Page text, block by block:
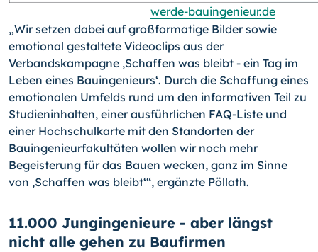
werde-bauingenieur.de
„Wir setzen dabei auf großformatige Bilder sowie
emotional gestaltete Videoclips aus der
Verbandskampagne ‚Schaffen was bleibt - ein Tag im
Leben eines Bauingenieurs‘. Durch die Schaffung eines
emotionalen Umfelds rund um den informativen Teil zu
Studieninhalten, einer ausführlichen FAQ-Liste und
einer Hochschulkarte mit den Standorten der
Bauingenieurfakultäten wollen wir noch mehr
Begeisterung für das Bauen wecken, ganz im Sinne
von ‚Schaffen was bleibt‘“, ergänzte Pöllath.
11.000 Jungingenieure - aber längst
nicht alle gehen zu Baufirmen